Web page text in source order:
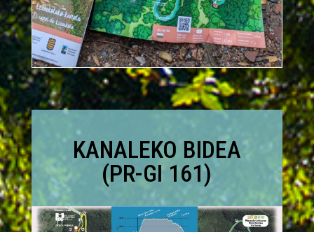
KANALEKO BIDEA
(PR-GI 161)